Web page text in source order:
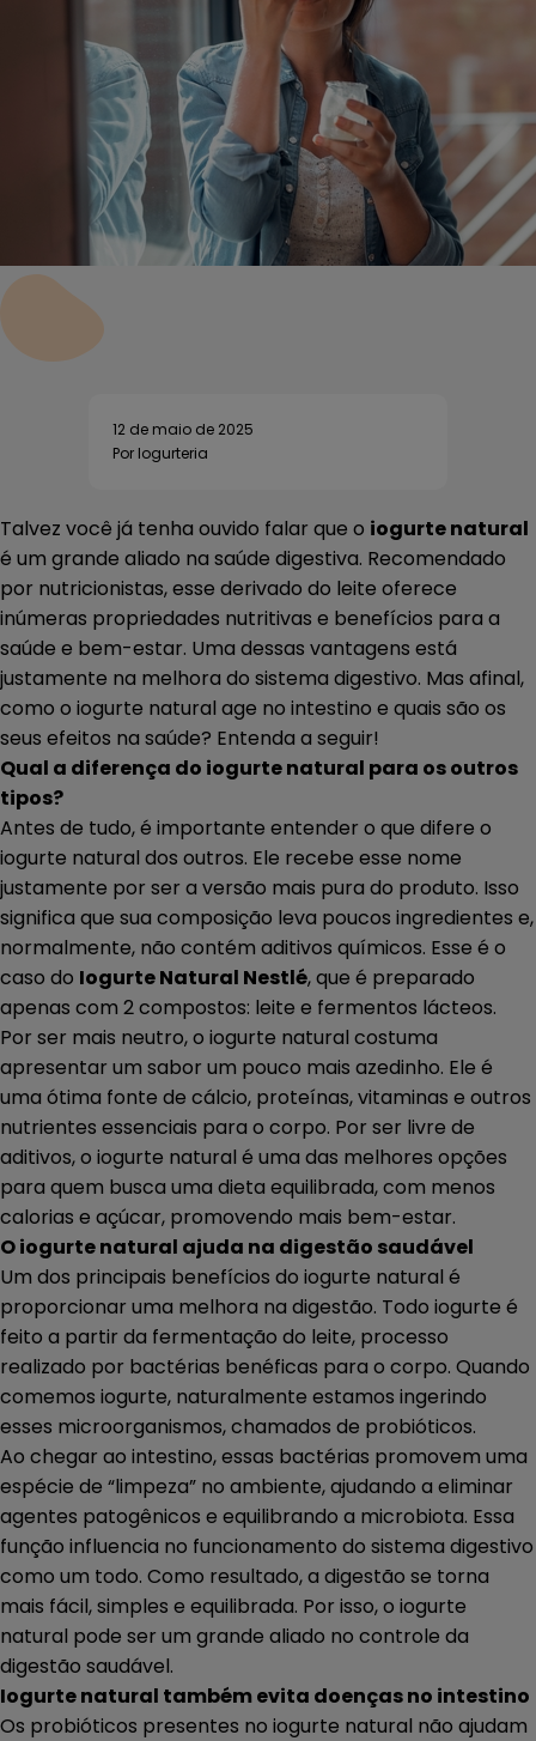
12 de maio de 2025
Por Iogurteria
Talvez você já tenha ouvido falar que o iogurte natural
é um grande aliado na saúde digestiva. Recomendado
por nutricionistas, esse derivado do leite oferece
inúmeras propriedades nutritivas e benefícios para a
saúde e bem-estar. Uma dessas vantagens está
justamente na melhora do sistema digestivo. Mas afinal,
como o iogurte natural age no intestino e quais são os
seus efeitos na saúde? Entenda a seguir!
Qual a diferença do iogurte natural para os outros
tipos?
Antes de tudo, é importante entender o que difere o
iogurte natural dos outros. Ele recebe esse nome
justamente por ser a versão mais pura do produto. Isso
significa que sua composição leva poucos ingredientes e,
normalmente, não contém aditivos químicos. Esse é o
caso do Iogurte Natural Nestlé, que é preparado
apenas com 2 compostos: leite e fermentos lácteos.
Por ser mais neutro, o iogurte natural costuma
apresentar um sabor um pouco mais azedinho. Ele é
uma ótima fonte de cálcio, proteínas, vitaminas e outros
nutrientes essenciais para o corpo. Por ser livre de
aditivos, o iogurte natural é uma das melhores opções
para quem busca uma dieta equilibrada, com menos
calorias e açúcar, promovendo mais bem-estar.
O iogurte natural ajuda na digestão saudável
Um dos principais benefícios do iogurte natural é
proporcionar uma melhora na digestão. Todo iogurte é
feito a partir da fermentação do leite, processo
realizado por bactérias benéficas para o corpo. Quando
comemos iogurte, naturalmente estamos ingerindo
esses microorganismos, chamados de probióticos.
Ao chegar ao intestino, essas bactérias promovem uma
espécie de “limpeza” no ambiente, ajudando a eliminar
agentes patogênicos e equilibrando a microbiota. Essa
função influencia no funcionamento do sistema digestivo
como um todo. Como resultado, a digestão se torna
mais fácil, simples e equilibrada. Por isso, o iogurte
natural pode ser um grande aliado no controle da
digestão saudável.
Iogurte natural também evita doenças no intestino
Os probióticos presentes no iogurte natural não ajudam